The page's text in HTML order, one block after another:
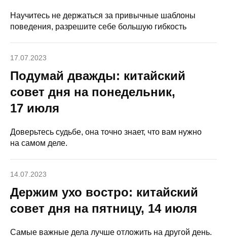
Научитесь не держаться за привычные шаблоны
поведения, разрешите себе большую гибкость
17.07.2023
Подумай дважды: китайский
совет дня на понедельник,
17 июля
Доверьтесь судьбе, она точно знает, что вам нужно
на самом деле.
14.07.2023
Держим ухо востро: китайский
совет дня на пятницу, 14 июля
Самые важные дела лучше отложить на другой день.